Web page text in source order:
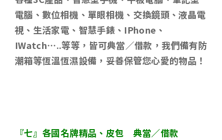
電腦、數位相機、單眼相機、交換鏡頭、液晶電
視、生活家電、智慧手錶、 IPhone 、
IWatch…..等等，皆可典當／借款，我們備有防
潮箱等恆溫恆濕設備，妥善保管您心愛的物品！
『七』各國名牌精品、皮包 典當／借款